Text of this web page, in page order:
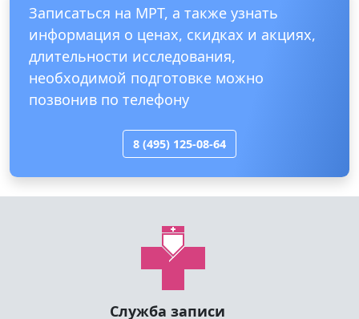
длительности исследования,
необходимой подготовке можно
позвонив по телефону
8 (495) 125-08-64